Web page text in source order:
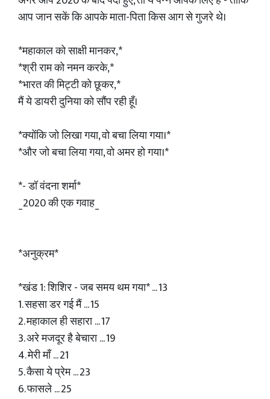
आप जान सकें कि आपके माता-पिता किस आग से गुजरे थे।
*महाकाल को साक्षी मानकर,*
*श्री राम को नमन करके,*
*भारत की मिट्टी को छूकर,*
मैं ये डायरी दुनिया को सौंप रही हूँ।
*क्योंकि जो लिखा गया, वो बचा लिया गया।*
*और जो बचा लिया गया, वो अमर हो गया।*
*- डॉ वंदना शर्मा*
_2020 की एक गवाह_
*अनुक्रम*
*खंड 1: शिशिर - जब समय थम गया* ... 13
1. सहसा डर गई मैं ... 15
2. महाकाल ही सहारा ... 17
3. अरे मजदूर है बेचारा ... 19
4. मेरी माँ ... 21
5. कैसा ये प्रेम ... 23
6. फासले ... 25